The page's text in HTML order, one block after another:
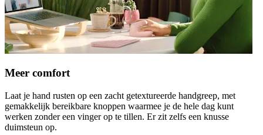
Meer comfort
Laat je hand rusten op een zacht getextureerde handgreep, met
gemakkelijk bereikbare knoppen waarmee je de hele dag kunt
werken zonder een vinger op te tillen. Er zit zelfs een knusse
duimsteun op.